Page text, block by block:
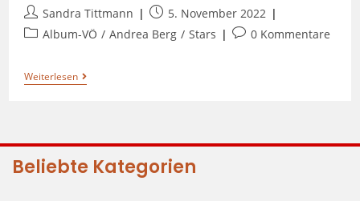
Sandra Tittmann
5. November 2022
Album-VÖ / Andrea Berg / Stars 0 Kommentare
Weiterlesen
Beliebte Kategorien